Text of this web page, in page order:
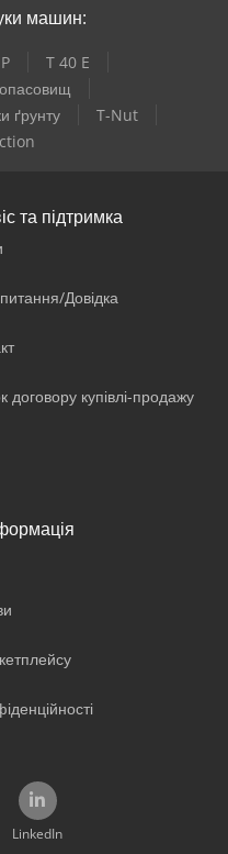
машин:
T 40 E
ґрунту
T-Nut
та підтримка
Довідка
договору купівлі-продажу
LinkedIn